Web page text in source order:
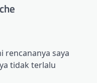
rencananya saya
tidak terlalu